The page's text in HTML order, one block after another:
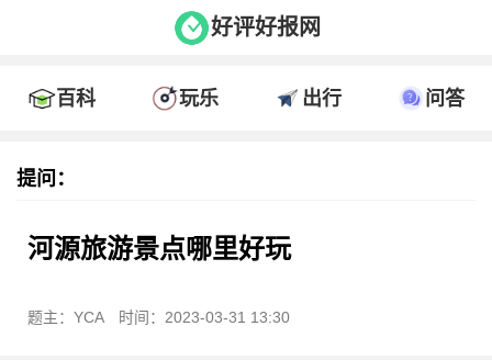
好评好报网
百科 玩乐 出行 问答
提问：
河源旅游景点哪里好玩
题主：YCA 时间：2023-03-31 13:30